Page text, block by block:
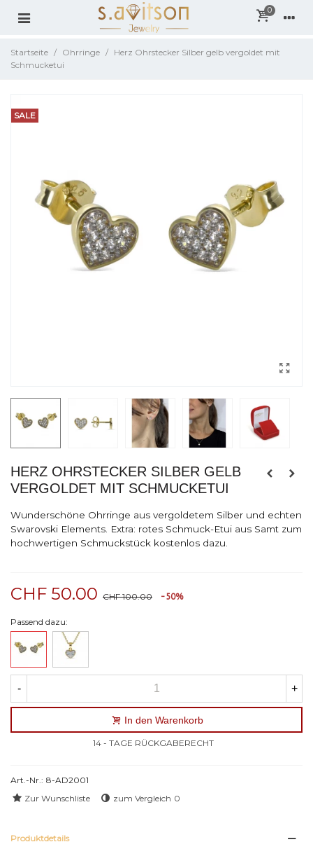
0
Startseite / Ohrringe / Herz Ohrstecker Silber gelb vergoldet mit
Schmucketui
SALE
HERZ OHRSTECKER SILBER GELB
VERGOLDET MIT SCHMUCKETUI
Wunderschöne Ohrringe aus vergoldetem Silber und echten
Swarovski Elements. Extra: rotes Schmuck-Etui aus Samt zum
hochwertigen Schmuckstück kostenlos dazu.
CHF 50.00 CHF 100.00 -50%
Passend dazu:
- +
In den Warenkorb
14 - TAGE RÜCKGABERECHT
Art.-Nr.: 8-AD2001
Zur Wunschliste
zum Vergleich 0
Produktdetails